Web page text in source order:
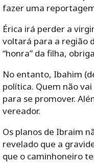
fazer uma
Érica irá perder a
voltará para a região
“honra” da filha,
No entanto, Ibahim
política. Quem não
para se promover.
vereador.
Os planos de Ibraim
revelado que a
que o caminhoneiro